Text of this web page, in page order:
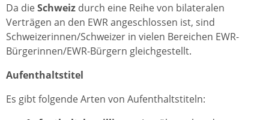
Da dieSchweiz durch eine Reihe von bilateralen
Verträgen an den EWR angeschlossen ist, sind
Schweizerinnen/Schweizer in vielen Bereichen EWR-
Bürgerinnen/EWR-Bürgern gleichgestellt.
Aufenthaltstitel
Es gibt folgende Arten von Aufenthaltstiteln: